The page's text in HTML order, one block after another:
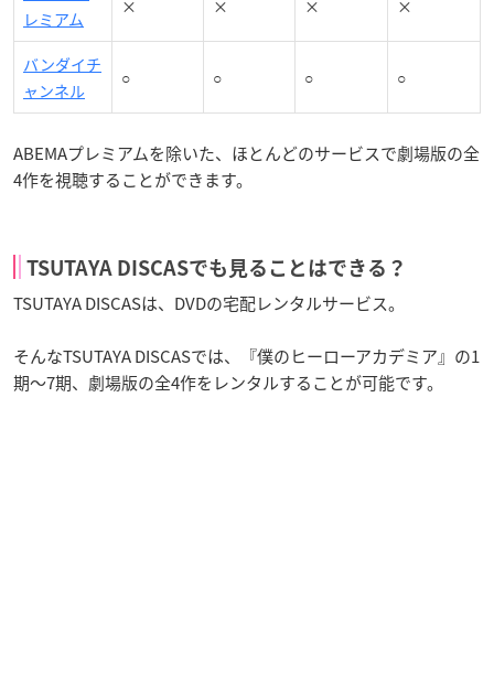
レミアム
× × × ×
バンダイチ
ャンネル
○ ○ ○ ○
ABEMAプレミアムを除いた、ほとんどのサービスで劇場版の全
4作を視聴することができます。
TSUTAYA DISCASでも見ることはできる？
TSUTAYA DISCASは、DVDの宅配レンタルサービス。
そんなTSUTAYA DISCASでは、『僕のヒーローアカデミア』の1
期～7期、劇場版の全4作をレンタルすることが可能です。